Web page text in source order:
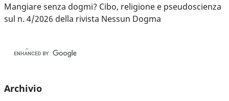
Mangiare senza dogmi? Cibo, religione e pseudoscienza
sul n. 4/2026 della rivista Nessun Dogma
Archivio